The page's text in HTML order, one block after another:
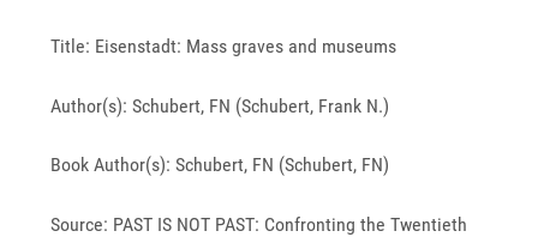
Title: Eisenstadt: Mass graves and museums
Author(s): Schubert, FN (Schubert, Frank N.)
Book Author(s): Schubert, FN (Schubert, FN)
Source: PAST IS NOT PAST: Confronting the Twentieth